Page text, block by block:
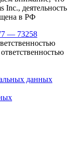
Inc., деятельность
в РФ
— 73258
данных